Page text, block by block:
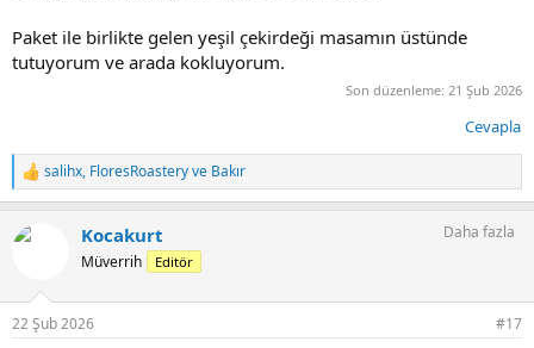
Paket ile birlikte gelen yeşil çekirdeği masamın üstünde
tutuyorum ve arada kokluyorum.
Son düzenleme: 21 Şub 2026
Cevapla
T
e
k
:
salihx, FloresRoasteryve Bakır
Kocakurt
Müverrih Editör
Daha fazla
22 Şub 2026 #17